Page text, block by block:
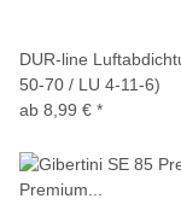
DUR-line
50-70 / LU 4-11-6)
ab 8,99 € *